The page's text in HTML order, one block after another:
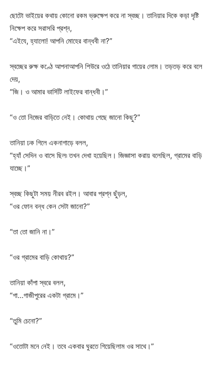
ছোটো ভাইয়ের কথায় কোনো রকম ভ্রুক্ষেপ করে না স্বচ্ছ। তানিয়ার দিকে কড়া দৃষ্টি
নিক্ষেপ করে সরাসরি প্রশ্ন,
“এইযে, হ্যালো! আপনি মোহের বান্ধবী না?”
স্বচ্ছের রুক্ষ কণ্ঠে আপনাআপনি শিউরে ওঠে তানিয়ার গায়ের লোম। তড়তড় করে বলে
দেয়,
“জি। ও আমার ভার্সিটি লাইফের বান্ধবী।”
“ও তো নিজের বাড়িতে নেই। কোথায় গেছে জানো কিছু?”
তানিয়া ঢক গিলে একনাগাড়ে বলল,
“হ্যাঁ সেদিন ও বাসে ছিল৷ তখন দেখা হয়েছিল। জিজ্ঞাসা করায় বলেছিল, গ্রামের বাড়ি
যাচ্ছে।”
স্বচ্ছ কিছুটা সময় নীরব রইল। আবার প্রশ্ন ছুঁড়ল,
“ওর ফোন বন্ধ কেন সেটা জানো?”
“তা তো জানি না।”
“ওর গ্রামের বাড়ি কোথায়?”
তানিয়া কাঁপা স্বরে বলল,
“গা…গাজীপুরের একটা গ্রামে।”
“তুমি চেনো?”
“ওতোটা মনে নেই। তবে একবার ঘুরতে গিয়েছিলাম ওর সাথে।”